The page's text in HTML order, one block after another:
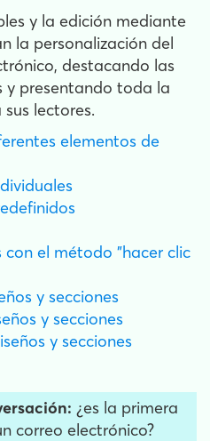
y la edición mediante
la personalización del
destacando las
y presentando toda la
lectores.
elementos de
el método "hacer clic
y secciones
y secciones
y secciones
¿es la primera
correo electrónico?